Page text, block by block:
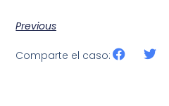
Previous
Comparte el caso: